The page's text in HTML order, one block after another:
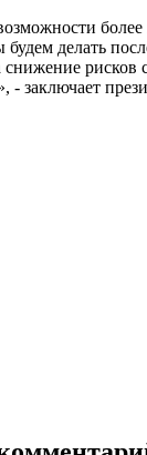
делать
снижение
- заключает